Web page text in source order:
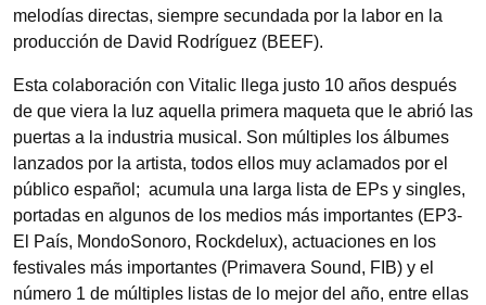
melodías directas, siempre secundada por la labor en la
producción de David Rodríguez (BEEF).
Esta colaboración con Vitalic llega justo 10 años después
de que viera la luz aquella primera maqueta que le abrió las
puertas a la industria musical. Son múltiples los álbumes
lanzados por la artista, todos ellos muy aclamados por el
público español; acumula una larga lista de EPs y singles,
portadas en algunos de los medios más importantes (EP3-
El País, MondoSonoro, Rockdelux), actuaciones en los
festivales más importantes (Primavera Sound, FIB) y el
número 1 de múltiples listas de lo mejor del año, entre ellas